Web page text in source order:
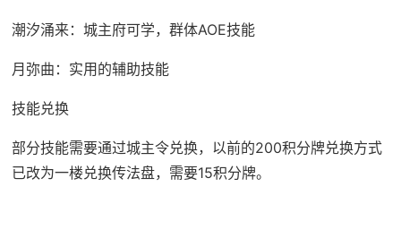
潮汐涌来：城主府可学，群体AOE技能
月弥曲：实用的辅助技能
技能兑换
部分技能需要通过城主令兑换，以前的200积分牌兑换方式
已改为一楼兑换传法盘，需要15积分牌。